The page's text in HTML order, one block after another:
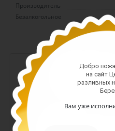
Производитель
Безалкогольное
Добро
на сайт
разливных
Вам уже